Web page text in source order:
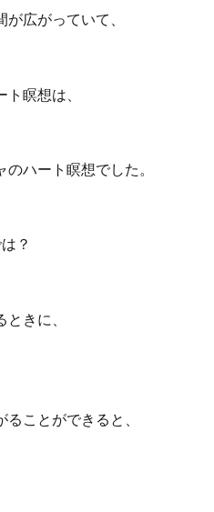
広がっていて、
瞑想は、
ハート瞑想でした。
？
きに、
ことができると、